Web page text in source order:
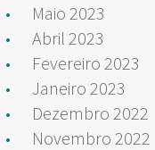
Maio 2023
Abril 2023
Fevereiro 2023
Janeiro 2023
Dezembro 2022
Novembro 2022